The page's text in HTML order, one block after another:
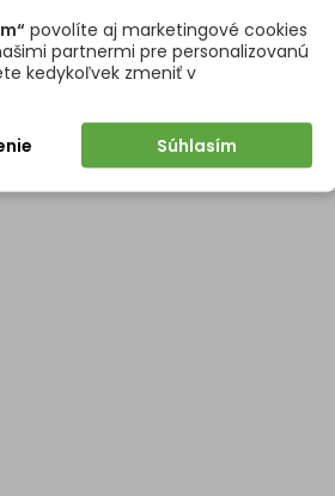
Chróm
povolíte aj marketingové cookies
partnermi pre personalizovanú
kedykoľvek zmeniť v
Súhlasím